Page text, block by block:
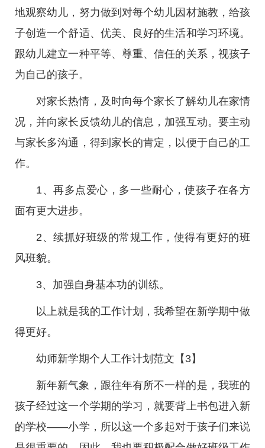
地观察幼儿，努力做到对每个幼儿因材施教，给孩
子创造一个舒适、优美、良好的生活和学习环境。
跟幼儿建立一种平等、尊重、信任的关系，视孩子
为自己的孩子。
对家长热情，及时向每个家长了解幼儿在家情
况，并向家长反馈幼儿的信息，加强互动。要主动
与家长多沟通，得到家长的肯定，以便于自己的工
作。
1、再多点爱心，多一些耐心，使孩子在各方
面有更大进步。
2、续抓好班级的常规工作，使得有更好的班
风班貌。
3、加强自身基本功的训练。
以上就是我的工作计划，我希望在新学期中做
得更好。
幼师新学期个人工作计划范文【3】
新年新气象，跟往年有所不一样的是，我班的
孩子经过这一个学期的学习，就要背上书包进入新
的学校——小学，所以这一个多起对于孩子们来说